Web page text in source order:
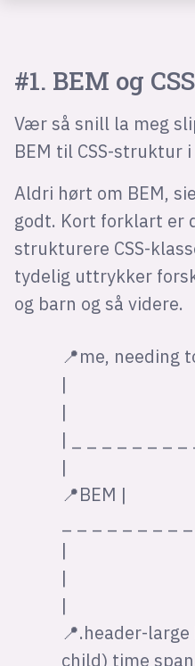
#1. BEM og
Vær så snill la meg
BEM til CSS-struktur
Aldri hørt om BEM,
godt. Kort forklart er
strukturere CSS-
tydelig uttrykker
og barn og så videre.
📍me, needing
|
|
| _ _ _ _ _ _ _ _
|
📍BEM |
_ _ _ _ _ _ _ _
|
|
|
📍.header-
child) time span